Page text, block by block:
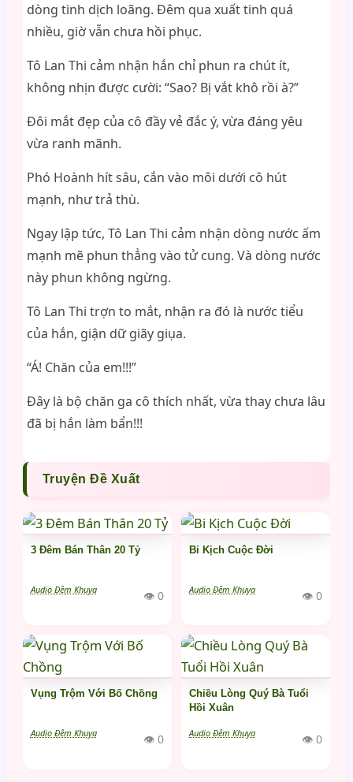
dòng tinh dịch loãng. Đêm qua xuất tinh quá
nhiều, giờ vẫn chưa hồi phục.
Tô Lan Thi cảm nhận hắn chỉ phun ra chút ít,
không nhịn được cười: “Sao? Bị vắt khô rồi à?”
Đôi mắt đẹp của cô đầy vẻ đắc ý, vừa đáng yêu
vừa ranh mãnh.
Phó Hoành hít sâu, cắn vào môi dưới cô hút
mạnh, như trả thù.
Ngay lập tức, Tô Lan Thi cảm nhận dòng nước ấm
mạnh mẽ phun thẳng vào tử cung. Và dòng nước
này phun không ngừng.
Tô Lan Thi trợn to mắt, nhận ra đó là nước tiểu
của hắn, giận dữ giãy giụa.
“Á! Chăn của em!!!”
Đây là bộ chăn ga cô thích nhất, vừa thay chưa lâu
đã bị hắn làm bẩn!!!
Truyện Đề Xuất
3 Đêm Bán Thân 20 Tỷ
Audio Đêm Khuya 👁 0
Bi Kịch Cuộc Đời
Audio Đêm Khuya 👁 0
Vụng Trộm Với Bố Chồng
Audio Đêm Khuya 👁 0
Chiều Lòng Quý Bà Tuổi
Hồi Xuân
Audio Đêm Khuya 👁 0